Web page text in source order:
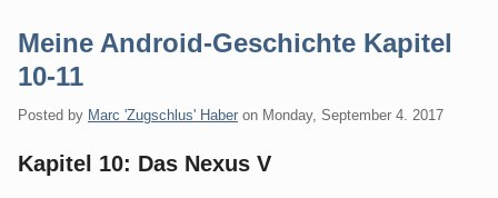
Meine Android-Geschichte Kapitel
10-11
Posted by Marc 'Zugschlus' Haber on Monday, September 4. 2017
Kapitel 10: Das Nexus V